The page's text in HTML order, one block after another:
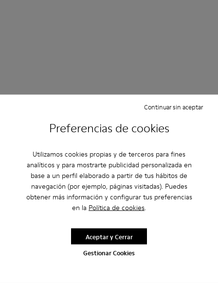
Preferencias de cookies
Utilizamos cookies propias y de terceros para fines
analíticos y para mostrarte publicidad personalizada en
base a un perfil elaborado a partir de tus hábitos de
navegación (por ejemplo, páginas visitadas). Puedes
obtener más información y configurar tus preferencias
en la Política de cookies.
Gestionar Cookies
Continuar sin aceptar
Aceptar y Cerrar